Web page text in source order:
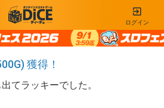
ログイン
獲得！
てラッキーでした。